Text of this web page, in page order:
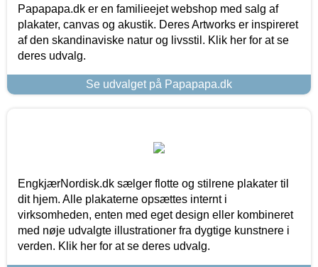
Papapapa.dk er en familieejet webshop med salg af
plakater, canvas og akustik. Deres Artworks er inspireret
af den skandinaviske natur og livsstil. Klik her for at se
deres udvalg.
Se udvalget på Papapapa.dk
EngkjærNordisk.dk sælger flotte og stilrene plakater til
dit hjem. Alle plakaterne opsættes internt i
virksomheden, enten med eget design eller kombineret
med nøje udvalgte illustrationer fra dygtige kunstnere i
verden. Klik her for at se deres udvalg.